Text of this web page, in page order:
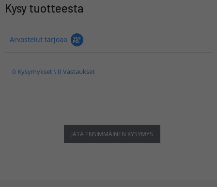
Kysy tuotteesta
Arvostelut tarjoaa
0 Kysymykset \ 0 Vastaukset
JÄTÄ ENSIMMÄINEN KYSYMYS